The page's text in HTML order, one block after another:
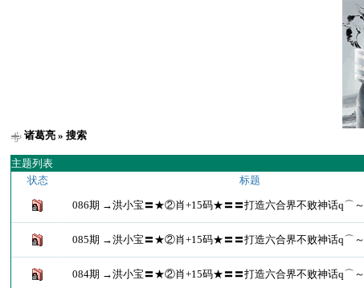
诸葛亮 » 搜索
主题列表
状态
标题
086期 →洪小宝〓★②肖+15码★〓〓打造六合界不败神话q⌒～
085期 →洪小宝〓★②肖+15码★〓〓打造六合界不败神话q⌒～
084期 →洪小宝〓★②肖+15码★〓〓打造六合界不败神话q⌒～